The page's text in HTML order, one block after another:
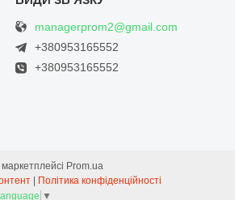
managerprom2@gmail.com
+380953165552
+380953165552
Prom.ua
Політика конфіденційності
▼